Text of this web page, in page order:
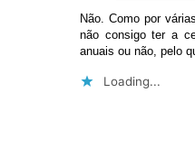
Não. Como por
não consigo ter a
anuais ou não, pelo
Loading...